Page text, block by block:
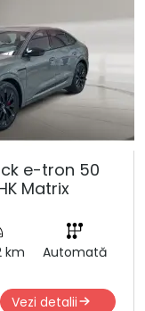
e-tron 50
Matrix
km Automată
Vezi detalii